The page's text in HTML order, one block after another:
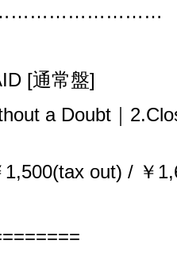
[通常盤]
a Doubt
1,500(tax out) / ￥ 1,